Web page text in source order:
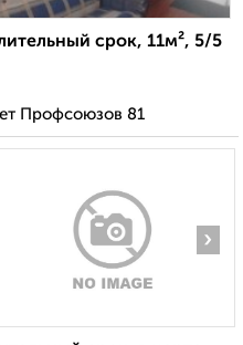
срок, 11м², 5/5
Профсоюзов 81
›